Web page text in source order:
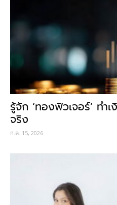
รู้จัก ‘ทองฟิวเจอร์’ ทำ
จริง
ก.ค. 15, 2026